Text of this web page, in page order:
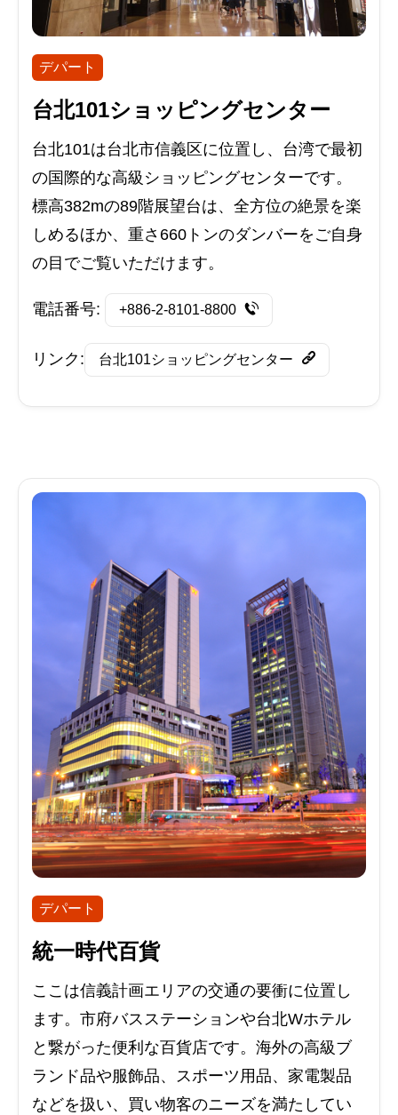
デパート
台北101ショッピングセンター
台北101は台北市信義区に位置し、台湾で最初
の国際的な高級ショッピングセンターです。
標高382mの89階展望台は、全方位の絶景を楽
しめるほか、重さ660トンのダンバーをご自身
の目でご覧いただけます。
電話番号: +886-2-8101-8800
リンク: 台北101ショッピングセンター
デパート
統一時代百貨
ここは信義計画エリアの交通の要衝に位置し
ます。市府バスステーションや台北Wホテル
と繋がった便利な百貨店です。海外の高級ブ
ランド品や服飾品、スポーツ用品、家電製品
などを扱い、買い物客のニーズを満たしてい